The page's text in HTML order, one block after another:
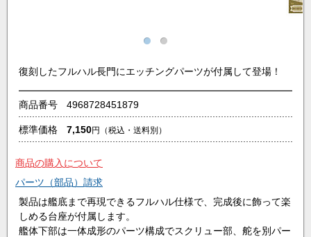
復刻したフルハル長門にエッチングパーツが付属して登場！
商品番号 4968728451879
標準価格 7,150円 （税込・送料別）
商品の購入について
パーツ（部品）請求
製品は艦底まで再現できるフルハル仕様で、完成後に飾って楽
しめる台座が付属します。
艦体下部は一体成形のパーツ構成でスクリュー部、舵を別パー